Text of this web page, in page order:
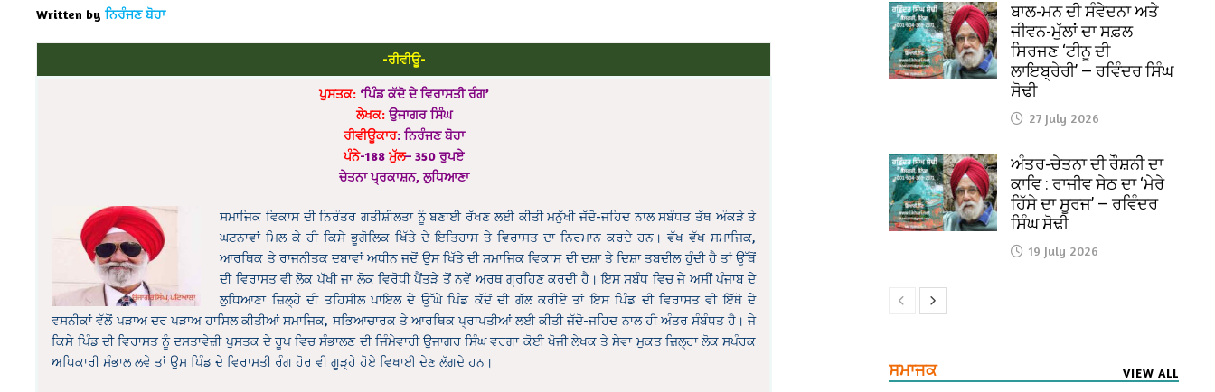
Written by ਨਿਰੰਜਣ ਬੋਹਾ
-ਰੀਵੀਊ-
ਪੁਸਤਕ:‘ਪਿੰਡ ਕੱਦੋ ਦੇ ਵਿਰਾਸਤੀ ਰੰਗ’
ਲੇਖਕ:ਉਜਾਗਰ ਸਿੰਘ
ਰੀਵੀਊਕਾਰ: ਨਿਰੰਜਣ ਬੋਹਾ
ਪੰਨੇ-188ਮੁੱਲ– 350 ਰੁਪਏ
ਚੇਤਨਾ ਪ੍ਰਕਾਸ਼ਨ, ਲੁਧਿਆਣਾ
ਸਮਾਜਿਕ ਵਿਕਾਸ ਦੀ ਨਿਰੰਤਰ ਗਤੀਸ਼ੀਲਤਾ ਨੂੰ ਬਣਾਈ ਰੱਖਣ ਲਈ ਕੀਤੀ ਮਨੁੱਖੀ ਜੱਦੋ-ਜਹਿਦ ਨਾਲ ਸਬੰਧਤ ਤੱਥ ਅੰਕੜੇ ਤੇ
ਘਟਨਾਵਾਂ ਮਿਲ ਕੇ ਹੀ ਕਿਸੇ ਭੂਗੋਲਿਕ ਖਿੱਤੇ ਦੇ ਇਤਿਹਾਸ ਤੇ ਵਿਰਾਸਤ ਦਾ ਨਿਰਮਾਨ ਕਰਦੇ ਹਨ। ਵੱਖ ਵੱਖ ਸਮਾਜਿਕ,
ਆਰਥਿਕ ਤੇ ਰਾਜਨੀਤਕ ਦਬਾਵਾਂ ਅਧੀਨ ਜਦੋਂ ਉਸ ਖਿੱਤੇ ਦੀ ਸਮਾਜਿਕ ਵਿਕਾਸ ਦੀ ਦਸ਼ਾ ਤੇ ਦਿਸ਼ਾ ਤਬਦੀਲ ਹੁੰਦੀ ਹੈ ਤਾਂ ਉੱਥੋਂ
ਦੀ ਵਿਰਾਸਤ ਵੀ ਲੋਕ ਪੱਖੀ ਜਾ ਲੋਕ ਵਿਰੋਧੀ ਪੈਂਤੜੇ ਤੋਂ ਨਵੇਂ ਅਰਥ ਗ੍ਰਹਿਣ ਕਰਦੀ ਹੈ। ਇਸ ਸਬੰਧ ਵਿਚ ਜੇ ਅਸੀਂ ਪੰਜਾਬ ਦੇ
ਲੁਧਿਆਣਾ ਜ਼ਿਲ੍ਹੇ ਦੀ ਤਹਿਸੀਲ ਪਾਇਲ ਦੇ ਉੱਘੇ ਪਿੰਡ ਕੱਦੋਂ ਦੀ ਗੱਲ ਕਰੀਏ ਤਾਂ ਇਸ ਪਿੰਡ ਦੀ ਵਿਰਾਸਤ ਵੀ ਇੱਥੋ ਦੇ
ਵਸਨੀਕਾਂ ਵੱਲੋਂ ਪੜਾਅ ਦਰ ਪੜਾਅ ਹਾਸਿਲ ਕੀਤੀਆਂ ਸਮਾਜਿਕ, ਸਭਿਆਚਾਰਕ ਤੇ ਆਰਥਿਕ ਪ੍ਰਾਪਤੀਆਂ ਲਈ ਕੀਤੀ ਜੱਦੋ-ਜਹਿਦ ਨਾਲ ਹੀ ਅੰਤਰ ਸੰਬੰਧਤ ਹੈ। ਜੇ
ਕਿਸੇ ਪਿੰਡ ਦੀ ਵਿਰਾਸਤ ਨੂੰ ਦਸਤਾਵੇਜ਼ੀ ਪੁਸਤਕ ਦੇ ਰੂਪ ਵਿਚ ਸੰਭਾਲਣ ਦੀ ਜਿੰਮੇਵਾਰੀ ਉਜਾਗਰ ਸਿੰਘ ਵਰਗਾ ਕੋਈ ਖੋਜੀ ਲੇਖਕ ਤੇ ਸੇਵਾ ਮੁਕਤ ਜ਼ਿਲ੍ਹਾ ਲੋਕ ਸਪੰਰਕ
ਅਧਿਕਾਰੀ ਸੰਭਾਲ ਲਵੇ ਤਾਂ ਉਸ ਪਿੰਡ ਦੇ ਵਿਰਾਸਤੀ ਰੰਗ ਹੋਰ ਵੀ ਗੂੜ੍ਹੇ ਹੋਏ ਵਿਖਾਈ ਦੇਣ ਲੱਗਦੇ ਹਨ।
ਬਾਲ-ਮਨ ਦੀ ਸੰਵੇਦਨਾ ਅਤੇ
ਜੀਵਨ-ਮੁੱਲਾਂ ਦਾ ਸਫ਼ਲ
ਸਿਰਜਣ ‘ਟੀਨੂ ਦੀ
ਲਾਇਬ੍ਰੇਰੀ’ — ਰਵਿੰਦਰ ਸਿੰਘ
ਸੋਢੀ
27 July 2026
ਅੰਤਰ-ਚੇਤਨਾ ਦੀ ਰੌਸ਼ਨੀ ਦਾ
ਕਾਵਿ : ਰਾਜੀਵ ਸੇਠ ਦਾ ‘ਮੇਰੇ
ਹਿੱਸੇ ਦਾ ਸੂਰਜ’ — ਰਵਿੰਦਰ
ਸਿੰਘ ਸੋਢੀ
19 July 2026
ਸਮਾਜਕ VIEW ALL